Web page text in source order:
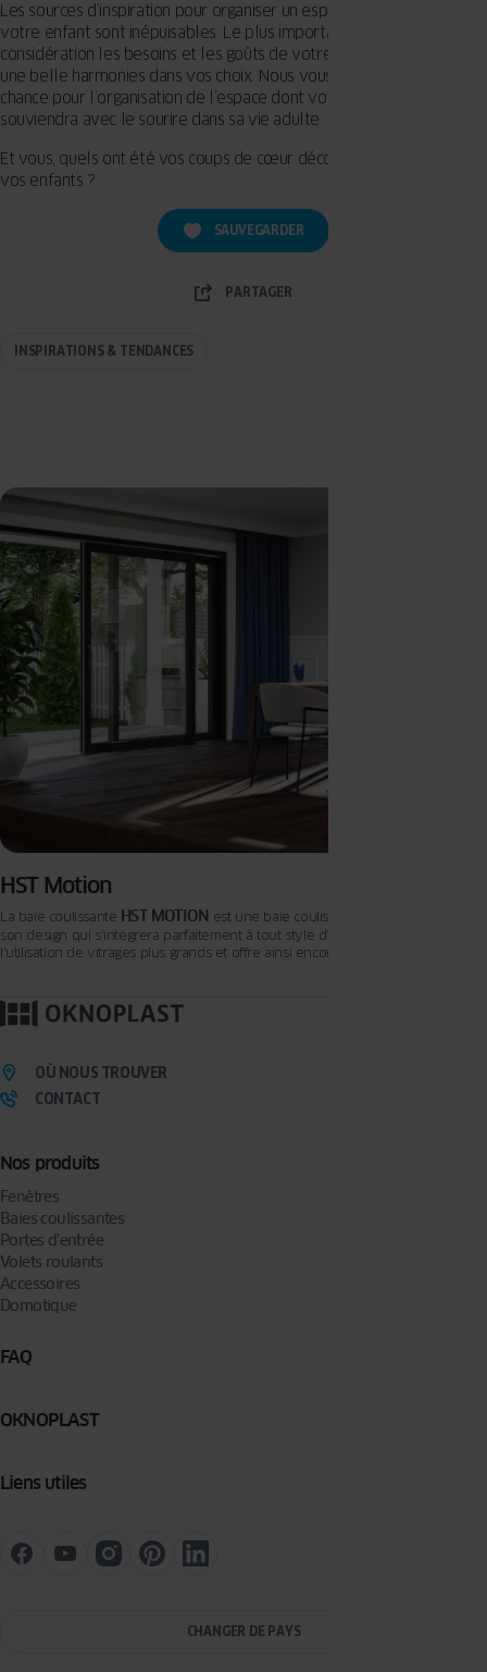
Les sources d’inspiration pour organiser un espace créatif et sûr pour
votre enfant sont inépuisables. Le plus important est de prendre en
considération les besoins et les goûts de votre enfant… et de garder
une belle harmonies dans vos choix. Nous vous souhaitons bonne
chance pour l’organisation de l’espace dont votre enfant se
souviendra avec le sourire dans sa vie adulte.
Et vous, quels ont été vos coups de cœur déco pour la chambre de
vos enfants ?
SAUVEGARDER
PARTAGER
INSPIRATIONS & TENDANCES
HST Motion
La baie coulissante HST MOTION est une baie coulissante remarquable par
son design qui s’intègrera parfaitement à tout style d’habitation. Elle permet
l’utilisation de vitrages plus grands et offre ainsi encore plus de lumière dans
Nos produits
Fenêtres
Baies coulissantes
Portes d’entrée
Volets roulants
Accessoires
Domotique
FAQ
OKNOPLAST
Liens utiles
OÙ NOUS TROUVER
CONTACT
CHANGER DE PAYS